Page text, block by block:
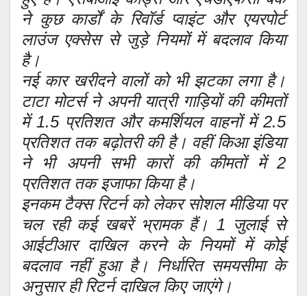
ने कुछ कार्डों के रिवॉर्ड प्वाइंट और एयरपोर्ट
लाउंज एक्सेस से जुड़े नियमों में बदलाव किया
है।
नई कार खरीदने वालों को भी झटका लगा है।
टाटा मोटर्स ने अपनी यात्री गाड़ियों की कीमतों
में 1.5 प्रतिशत और कमर्शियल वाहनों में 2.5
प्रतिशत तक बढ़ोतरी की है। वहीं किआ इंडिया
ने भी अपनी सभी कारों की कीमतों में 2
प्रतिशत तक इजाफा किया है।
इनकम टैक्स रिटर्न को लेकर सोशल मीडिया पर
चल रही कई खबरें भ्रामक हैं। 1 जुलाई से
आईटीआर दाखिल करने के नियमों में कोई
बदलाव नहीं हुआ है। निर्धारित समयसीमा के
अनुसार ही रिटर्न दाखिल किए जाएंगे।